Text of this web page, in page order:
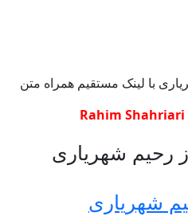
با لینک مستقیم همراه متن
Rahim Shahriari
شهریاری